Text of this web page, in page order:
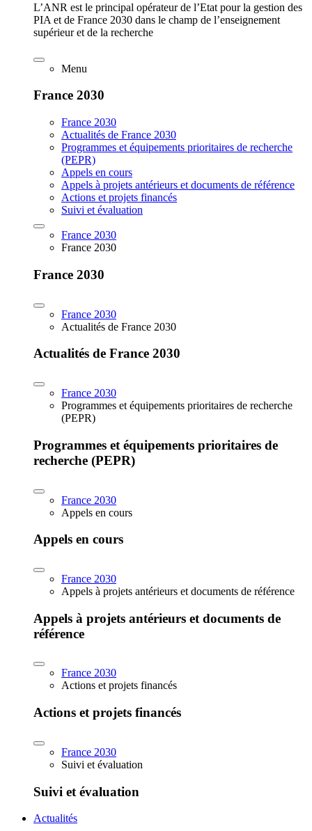
L’ANR est le principal opérateur de l’Etat pour la gestion des
PIA et de France 2030 dans le champ de l’enseignement
supérieur et de la recherche
Menu
France 2030
France 2030
Actualités de France 2030
Programmes et équipements prioritaires de recherche
(PEPR)
Appels en cours
Appels à projets antérieurs et documents de référence
Actions et projets financés
Suivi et évaluation
France 2030
France 2030
France 2030
France 2030
Actualités de France 2030
Actualités de France 2030
France 2030
Programmes et équipements prioritaires de recherche
(PEPR)
Programmes et équipements prioritaires de
recherche (PEPR)
France 2030
Appels en cours
Appels en cours
France 2030
Appels à projets antérieurs et documents de référence
Appels à projets antérieurs et documents de
référence
France 2030
Actions et projets financés
Actions et projets financés
France 2030
Suivi et évaluation
Suivi et évaluation
Actualités